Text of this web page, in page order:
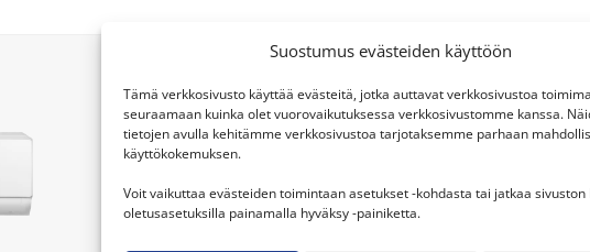
Suostumus evästeiden käyttöön
Tämä verkkosivusto käyttää evästeitä, jotka auttavat verkkosivustoa
seuraamaan kuinka olet vuorovaikutuksessa verkkosivustomme kanssa.
tietojen avulla kehitämme verkkosivustoa tarjotaksemme parhaan
käyttökokemuksen.
Voit vaikuttaa evästeiden toimintaan asetukset -kohdasta tai jatkaa sivuston
oletusasetuksilla painamalla hyväksy -painiketta.